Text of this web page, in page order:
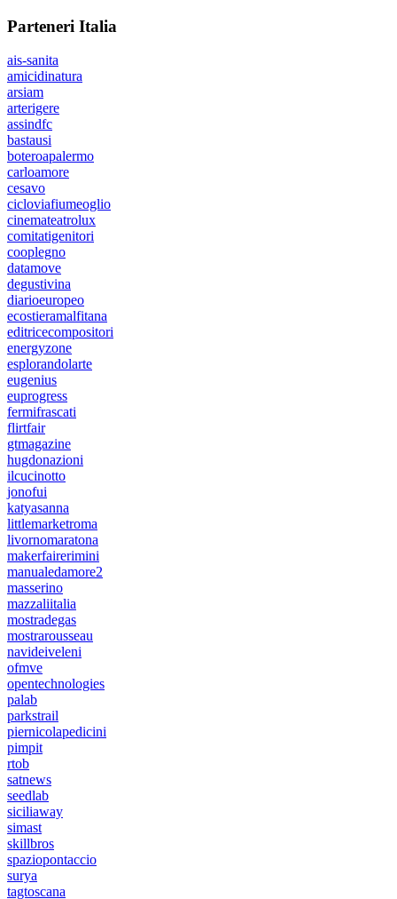
Parteneri Italia
ais-sanita
amicidinatura
arsiam
arterigere
assindfc
bastausi
boteroapalermo
carloamore
cesavo
cicloviafiumeoglio
cinemateatrolux
comitatigenitori
cooplegno
datamove
degustivina
diarioeuropeo
ecostieramalfitana
editricecompositori
energyzone
esplorandolarte
eugenius
euprogress
fermifrascati
flirtfair
gtmagazine
hugdonazioni
ilcucinotto
jonofui
katyasanna
littlemarketroma
livornomaratona
makerfairerimini
manualedamore2
masserino
mazzaliitalia
mostradegas
mostrarousseau
navideiveleni
ofmve
opentechnologies
palab
parkstrail
piernicolapedicini
pimpit
rtob
satnews
seedlab
siciliaway
simast
skillbros
spaziopontaccio
surya
tagtoscana